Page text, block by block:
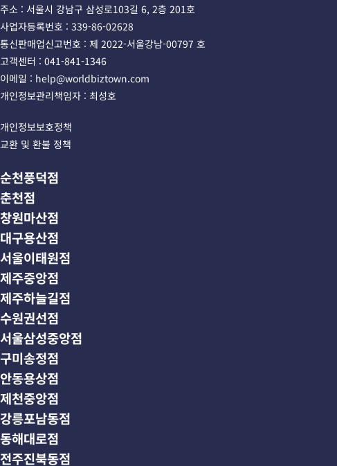
주소 : 서울시 강남구 삼성로103길 6, 2층 201호
사업자등록번호 : 339-86-02628
통신판매업신고번호 : 제 2022-서울강남-00797 호
고객센터 : 041-841-1346
이메일 : help@worldbiztown.com
개인정보관리책임자 : 최성호
개인정보보호정책
교환 및 환불 정책
순천풍덕점
춘천점
창원마산점
대구용산점
서울이태원점
제주중앙점
제주하늘길점
수원권선점
서울삼성중앙점
구미송정점
안동용상점
제천중앙점
강릉포남동점
동해대로점
전주진북동점